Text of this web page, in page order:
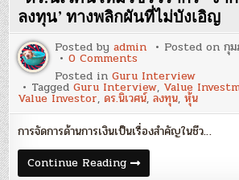
เหม
วชิร
ว
รากร
ลงทุน’ ทางพลิกผันที่ไม่บังเอิญ
Posted byadmin Posted onกุ
0 Comments
“ดร.นิเวศน์
เหม
วชิร
ว
รากร”
จาก
วิศวกร
สู่
‘นัก
ลงทุน’
Posted inGuru Interview
TaggedGuru Interview, Value
Value Investor, ดร.นิเวศน์,ลงทุน,หุ้น
การจัดการด้านการเงินเป็นเรื่องสำคัญในชีว…
Continue Reading“ดร.นิเวศน์
เหม